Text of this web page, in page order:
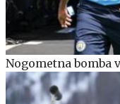
Nogometna bomba